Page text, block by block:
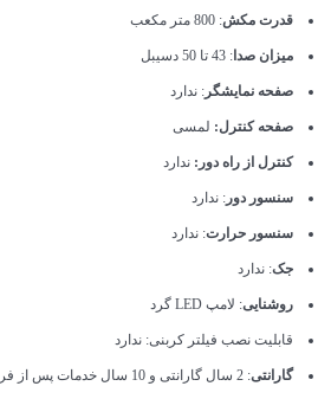
قدرت مکش: 800 متر مکعب
میزان صدا : 43 تا 50 دسیبل
صفحه نمایشگر : ندارد
صفحه کنترل: لمسی
کنترل از راه دور: ندارد
سنسور دور : ندارد
سنسور حرارت: ندارد
جک: ندارد
روشنایی: لامپ LED گرد
قابلیت نصب فیلتر کربنی: ندارد
گارانتی: 2 سال گارانتی و 10 سال خدمات پس از فروش استیل البرز